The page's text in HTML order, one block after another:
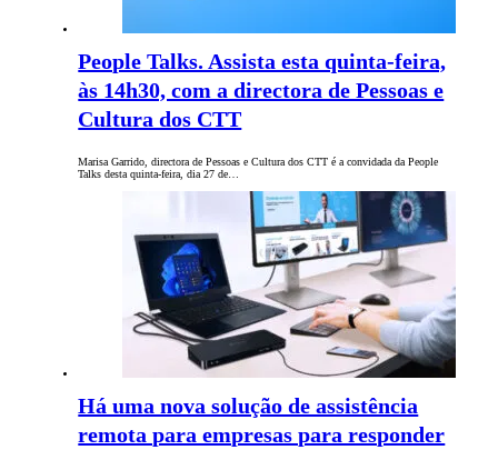
People Talks. Assista esta quinta-feira,
às 14h30, com a directora de Pessoas e
Cultura dos CTT
Marisa Garrido, directora de Pessoas e Cultura dos CTT é a convidada da People
Talks desta quinta-feira, dia 27 de…
Há uma nova solução de assistência
remota para empresas para responder